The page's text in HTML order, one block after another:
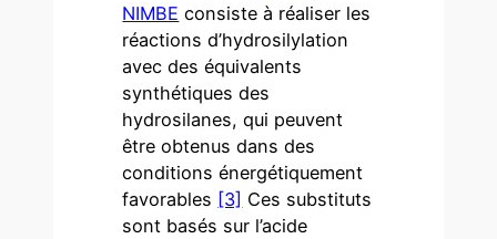
NIMBE consiste à réaliser les
réactions d’hydrosilylation
avec des équivalents
synthétiques des
hydrosilanes, qui peuvent
être obtenus dans des
conditions énergétiquement
favorables [3] Ces substituts
sont basés sur l’acide